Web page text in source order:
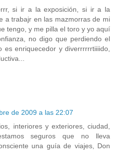
si ir a la exposición, si ir a la
a trabajr en las mazmorras de mi
tengo, y me pilla el toro y yo aquí
no digo que perdiendo el
enriquecedor y diverrrrrrtiiiido,
de 2009 a las 22:07
interiores y exteriores, ciudad,
seguros que no lleva
una guía de viajes, Don